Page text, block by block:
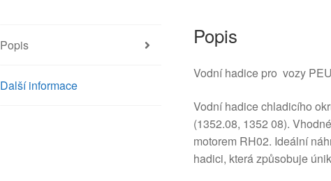
Popis
Další informace
Popis
Vodní hadice pro vozy
Vodní hadice chladicího
(1352.08, 1352 08).
motorem RH02. Ideální
hadici, která způsobuje